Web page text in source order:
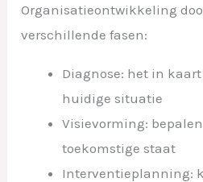
Organisatieontwikkeling
verschillende fasen:
Diagnose: het in
huidige situatie
Visievorming:
toekomstige staat
Interventieplanning: